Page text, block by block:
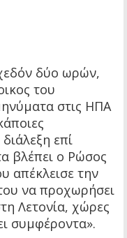
δύο ωρών,
του
στις ΗΠΑ
επί
βλέπει ο Ρώσος
απέκλεισε την
να προχωρήσει
Λετονία, χώρες
συμφέροντα».